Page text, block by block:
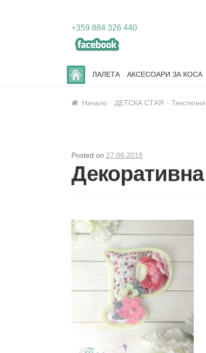
+359 884 326 440
Skip
to
navigation
Skip
to
content
ЛАЛЕТА АКСЕСОАРИ ЗА КОСА
Начало ДЕТСКА СТАЯ
Posted on 27.06.2018